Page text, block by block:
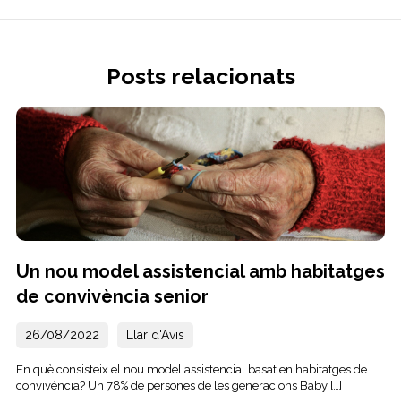
Posts relacionats
Un nou model assistencial amb habitatges
de convivència senior
26/08/2022 Llar d'Avis
En què consisteix el nou model assistencial basat en habitatges de
convivència? Un 78% de persones de les generacions Baby […]